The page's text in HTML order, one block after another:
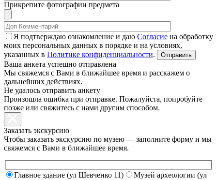
Прикрепите фотографии предмета
Я подтверждаю ознакомление и даю Согласие на обработку
моих персональных данных в порядке и на условиях,
указанных в Политике конфиденциальности.
Ваша анкета успешно отправлена
Мы свяжемся с Вами в ближайшее время и расскажем о
дальнейших действиях.
Не удалось отправить анкету
Произошла ошибка при отправке. Пожалуйста, попробуйте
позже или свяжитесь с нами другим способом.
Заказать экскурсию
Чтобы заказать экскурсию по музею — заполните форму и мы
свяжемся с Вами в ближайшее время.
Главное здание (ул Шевченко 11)
Музей археологии (ул